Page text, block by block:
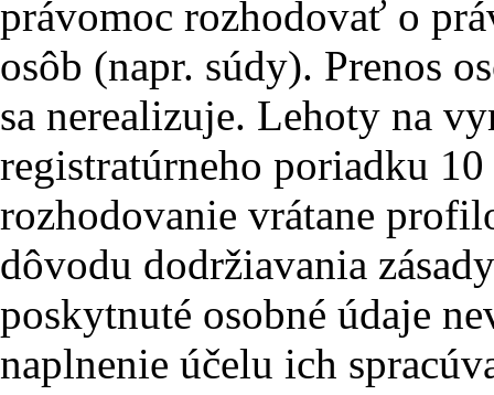
právomoc rozhodovať o
osôb (napr. súdy). Prenos
sa nerealizuje. Lehoty na
registratúrneho poriadku
rozhodovanie vrátane
dôvodu dodržiavania
poskytnuté osobné údaje
naplnenie účelu ich